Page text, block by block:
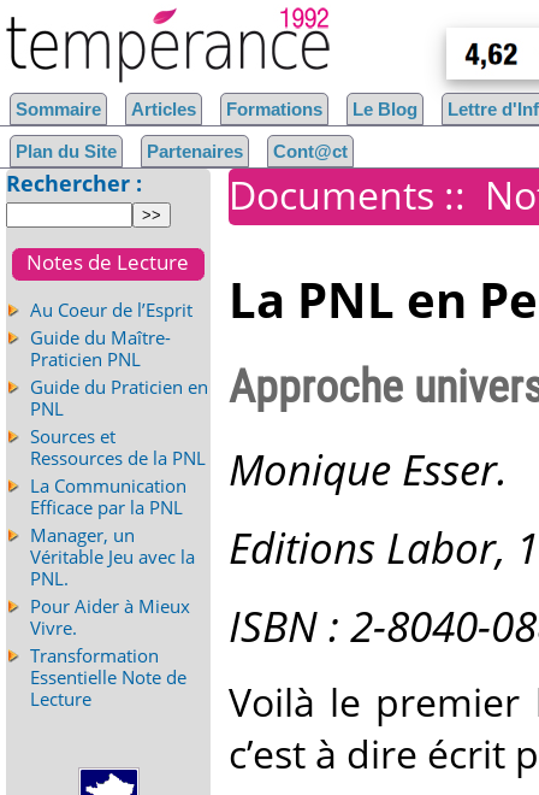
Documents ::
La PNL en
Approche
Monique Esser.
Editions Labor,
ISBN : 2-8040-
Voilà le premier
c’est à dire écrit
Sommaire Articles Formations Le Blog Lettre
Plan du Site Partenaires Cont@ct
Rechercher :
Notes de Lecture
Au Coeur de l’Esprit
Guide du Maître-
Praticien PNL
Guide du Praticien en
PNL
Sources et
Ressources de la PNL
La Communication
Efficace par la PNL
Manager, un
Véritable Jeu avec la
PNL.
Pour Aider à Mieux
Vivre.
Transformation
Essentielle Note de
Lecture